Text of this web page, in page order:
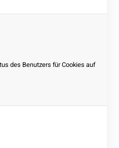
des Benutzers für Cookies auf